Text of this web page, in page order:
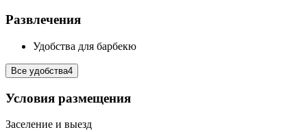
Развлечения
Удобства для барбекю
Все удобства4
Условия размещения
Заселение и выезд